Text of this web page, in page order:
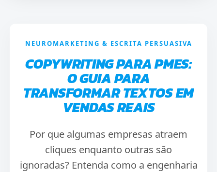
NEUROMARKETING & ESCRITA PERSUASIVA
COPYWRITING PARA PMES:
O GUIA PARA
TRANSFORMAR TEXTOS EM
VENDAS REAIS
Por que algumas empresas atraem
cliques enquanto outras são
ignoradas? Entenda como a engenharia